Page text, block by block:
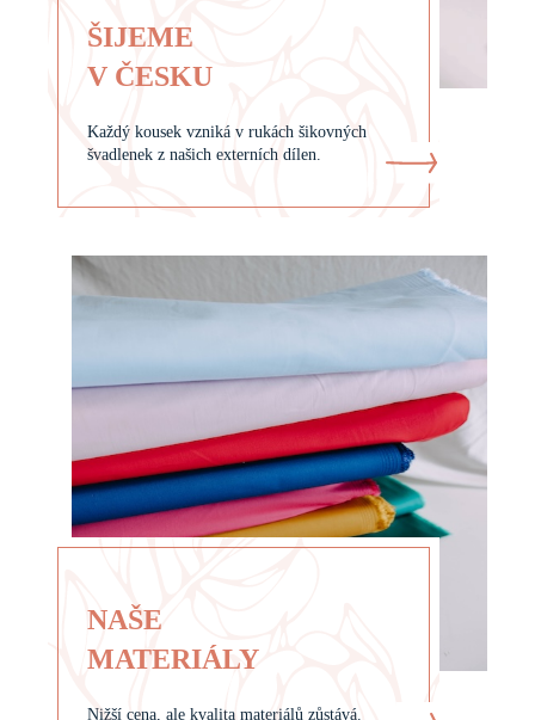
ŠIJEME
V ČESKU
Každý kousek vzniká v rukách šikovných
švadlenek z našich externích dílen.
NAŠE
MATERIÁLY
Nižší cena, ale kvalita materiálů zůstává.